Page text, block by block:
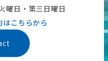
曜日・第三日曜日
こちらから